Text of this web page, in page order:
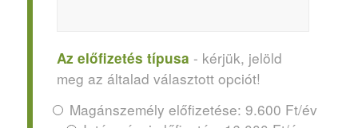
Az előfizetés típusa - kérjük, jelöld
meg az általad választott opciót!
Magánszemély előfizetése: 9.600 Ft/év